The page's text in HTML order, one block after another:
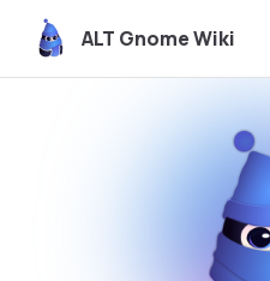
Skip to content
ALT Gnome Wiki